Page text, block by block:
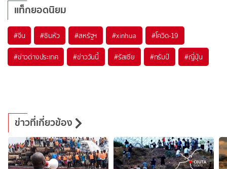
แท็กยอดนิยม
#จีน #ซินหัว #สหรัฐฯ #xinhua #โควิด-19
#ข่าวต่างประเทศ #ข่าววันนี้ #รัสเซีย #ทรัมป์ #ญี่ปุ่น
ข่าวที่เกี่ยวข้อง